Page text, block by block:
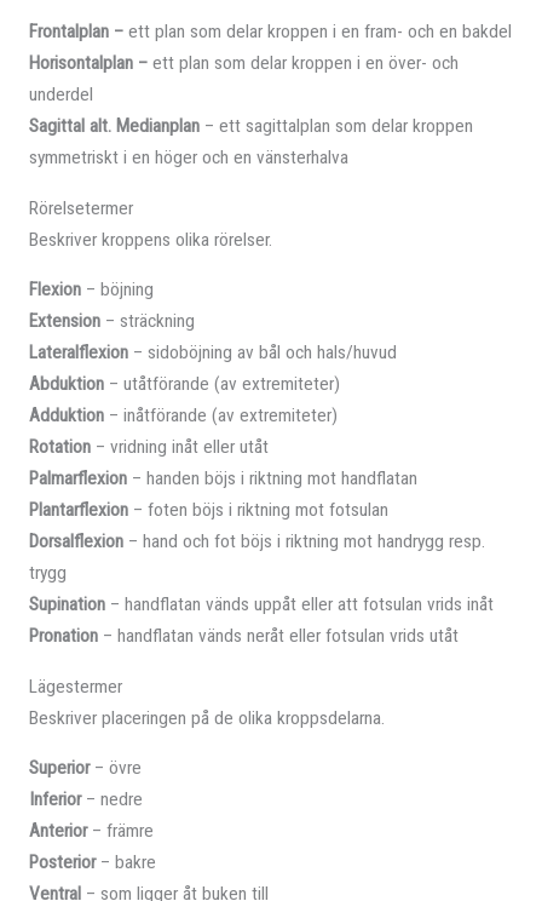
Frontalplan – ett plan som delar kroppen i en fram- och en bakdel
Horisontalplan –ett plan som delar kroppen i en över- och
underdel
Sagittal alt. Medianplan– ett sagittalplan som delar kroppen
symmetriskt i en höger och en vänsterhalva
Rörelsetermer
Beskriver kroppens olika rörelser.
Flexion– böjning
Extension– sträckning
Lateralflexion– sidoböjning av bål och hals/huvud
Abduktion– utåtförande (av extremiteter)
Adduktion– inåtförande (av extremiteter)
Rotation– vridning inåt eller utåt
Palmarflexion– handen böjs i riktning mot handflatan
Plantarflexion– foten böjs i riktning mot fotsulan
Dorsalflexion– hand och fot böjs i riktning mot handrygg resp.
trygg
Supination– handflatan vänds uppåt eller att fotsulan vrids inåt
Pronation– handflatan vänds neråt eller fotsulan vrids utåt
Lägestermer
Beskriver placeringen på de olika kroppsdelarna.
Superior– övre
Inferior– nedre
Anterior– främre
Posterior– bakre
Ventral – som ligger åt buken till